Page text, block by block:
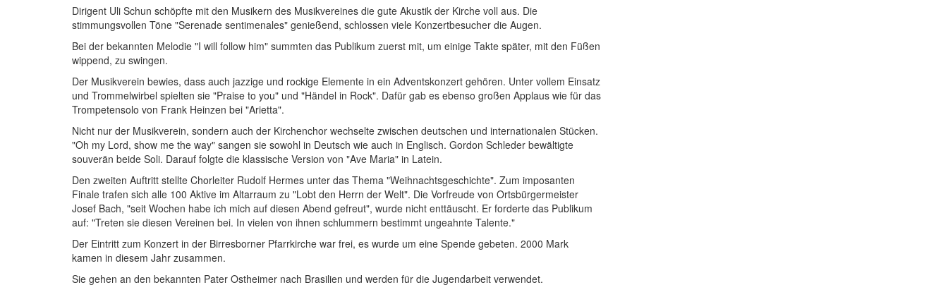
Dirigent Uli Schun schöpfte mit den Musikern des Musikvereines die gute Akustik der Kirche voll aus. Die
stimmungsvollen Töne "Serenade sentimenales" genießend, schlossen viele Konzertbesucher die Augen.
Bei der bekannten Melodie "I will follow him" summten das Publikum zuerst mit, um einige Takte später, mit den Füßen
wippend, zu swingen.
Der Musikverein bewies, dass auch jazzige und rockige Elemente in ein Adventskonzert gehören. Unter vollem Einsatz
und Trommelwirbel spielten sie "Praise to you" und "Händel in Rock". Dafür gab es ebenso großen Applaus wie für das
Trompetensolo von Frank Heinzen bei "Arietta".
Nicht nur der Musikverein, sondern auch der Kirchenchor wechselte zwischen deutschen und internationalen Stücken.
"Oh my Lord, show me the way" sangen sie sowohl in Deutsch wie auch in Englisch. Gordon Schleder bewältigte
souverän beide Soli. Darauf folgte die klassische Version von "Ave Maria" in Latein.
Den zweiten Auftritt stellte Chorleiter Rudolf Hermes unter das Thema "Weihnachtsgeschichte". Zum imposanten
Finale trafen sich alle 100 Aktive im Altarraum zu "Lobt den Herrn der Welt". Die Vorfreude von Ortsbürgermeister
Josef Bach, "seit Wochen habe ich mich auf diesen Abend gefreut", wurde nicht enttäuscht. Er forderte das Publikum
auf: "Treten sie diesen Vereinen bei. In vielen von ihnen schlummern bestimmt ungeahnte Talente."
Der Eintritt zum Konzert in der Birresborner Pfarrkirche war frei, es wurde um eine Spende gebeten. 2000 Mark
kamen in diesem Jahr zusammen.
Sie gehen an den bekannten Pater Ostheimer nach Brasilien und werden für die Jugendarbeit verwendet.